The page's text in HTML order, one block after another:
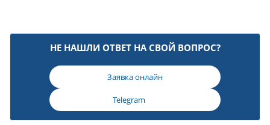
НЕ НАШЛИ ОТВЕТ НА СВОЙ ВОПРОС?
Заявка онлайн
Telegram